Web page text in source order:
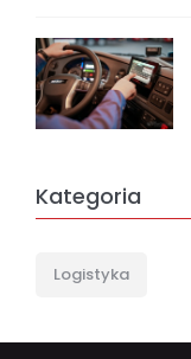
Kategoria
Logistyka